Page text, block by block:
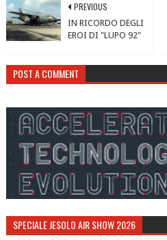
PREVIOUS
IN RICORDO DEGLI
EROI DI "LUPO 92"
POST A COMMENT
SPECIALE JESOLO AIR SHOW 2026